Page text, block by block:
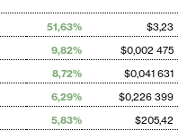
51,63%
$3,23
9,82%
$0,002 475
8,72%
$0,041 631
6,29%
$0,226 399
5,83%
$205,42